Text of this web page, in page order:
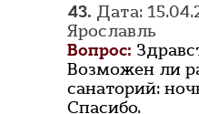
43. Дата:
Ярославль
Вопрос:
Возможен ли
санаторий:
Спасибо.